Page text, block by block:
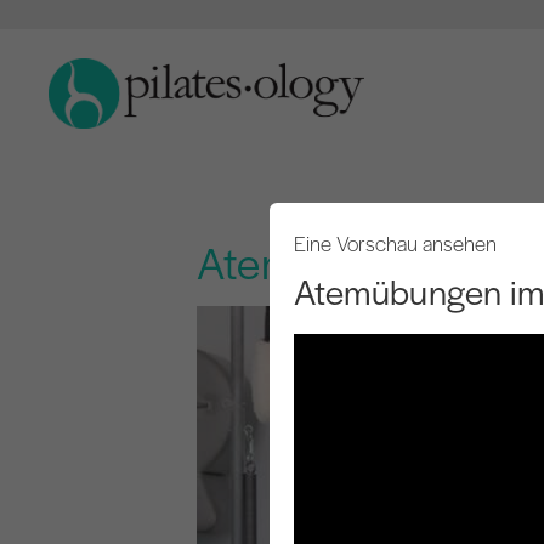
Atemübungen im
Eine Vorschau ansehen
Atemübungen